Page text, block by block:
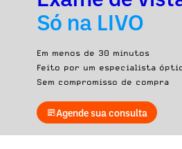
Só na LIVO
Em menos de 30 minutos
Feito por um especialista
Sem compromisso de compra
Agende sua consulta